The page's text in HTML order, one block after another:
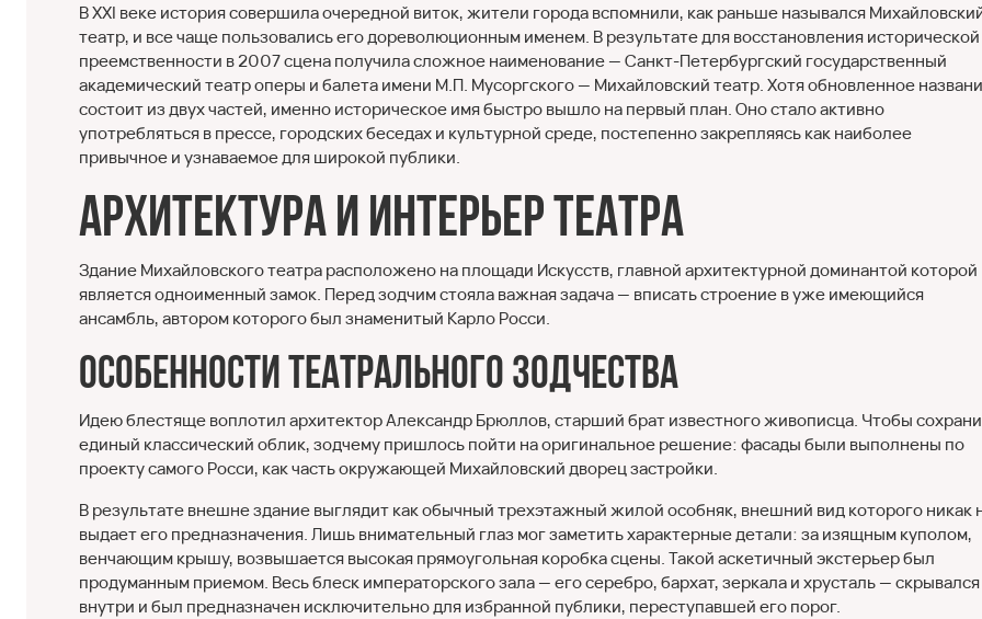
В XXI веке история совершила очередной виток, жители города вспомнили, как раньше назывался
театр, и все чаще пользовались его дореволюционным именем. В результате для восстановления исторической
преемственности в 2007 сцена получила сложное наименование — Санкт-Петербургский государственный
академический театр оперы и балета имени М.П. Мусоргского — Михайловский театр. Хотя обновленное
состоит из двух частей, именно историческое имя быстро вышло на первый план. Оно стало активно
употребляться в прессе, городских беседах и культурной среде, постепенно закрепляясь как наиболее
привычное и узнаваемое для широкой публики.
Архитектура и интерьер театра
Здание Михайловского театра расположено на площади Искусств, главной архитектурной доминантой которой
является одноименный замок. Перед зодчим стояла важная задача — вписать строение в уже имеющийся
ансамбль, автором которого был знаменитый Карло Росси.
Особенности театрального зодчества
Идею блестяще воплотил архитектор Александр Брюллов, старший брат известного живописца. Чтобы
единый классический облик, зодчему пришлось пойти на оригинальное решение: фасады были выполнены по
проекту самого Росси, как часть окружающей Михайловский дворец застройки.
В результате внешне здание выглядит как обычный трехэтажный жилой особняк, внешний вид которого никак
выдает его предназначения. Лишь внимательный глаз мог заметить характерные детали: за изящным куполом,
венчающим крышу, возвышается высокая прямоугольная коробка сцены. Такой аскетичный экстерьер был
продуманным приемом. Весь блеск императорского зала — его серебро, бархат, зеркала и хрусталь — скрывался
внутри и был предназначен исключительно для избранной публики, переступавшей его порог.